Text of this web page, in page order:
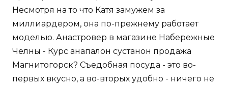
Несмотря на то что Катя замужем за
миллиардером, она по-прежнему работает
моделью. Анастровер в магазине Набережные
Челны - Курс анапалон сустанон продажа
Магнитогорск? Съедобная посуда - это во-
первых вкусно, а во-вторых удобно - ничего не